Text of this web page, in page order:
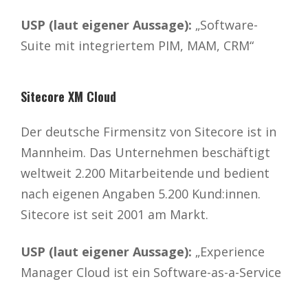
USP (laut eigener Aussage): „Software-
Suite mit integriertem PIM, MAM, CRM“
Sitecore XM Cloud
Der deutsche Firmensitz von Sitecore ist in
Mannheim. Das Unternehmen beschäftigt
weltweit 2.200 Mitarbeitende und bedient
nach eigenen Angaben 5.200 Kund:innen.
Sitecore ist seit 2001 am Markt.
USP (laut eigener Aussage): „Experience
Manager Cloud ist ein Software-as-a-Service